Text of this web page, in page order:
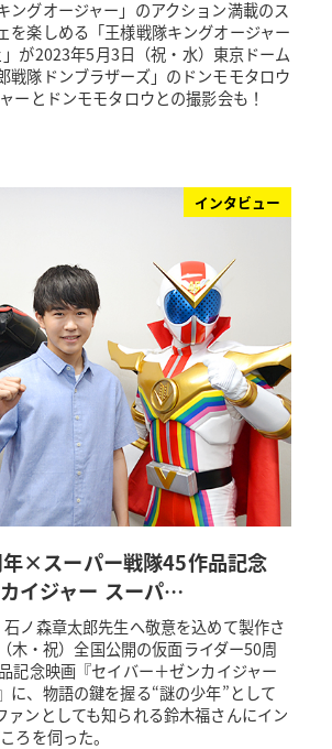
ングオージャー」のアクション満載のス
を楽しめる「王様戦隊キングオージャー
が2023年5月3日（祝・水）東京ドーム
戦隊ドンブラザーズ」のドンモモタロウ
ーとドンモモタロウとの撮影会も！
インタビュー
×スーパー戦隊45作品記念
カイジャー スーパ…
ノ森章太郎先生へ敬意を込めて製作さ
木・祝）全国公開の仮面ライダー50周
記念映画『セイバー＋ゼンカイジャー
に、物語の鍵を握る“謎の少年”として
ァンとしても知られる鈴木福さんにイン
ろを伺った。